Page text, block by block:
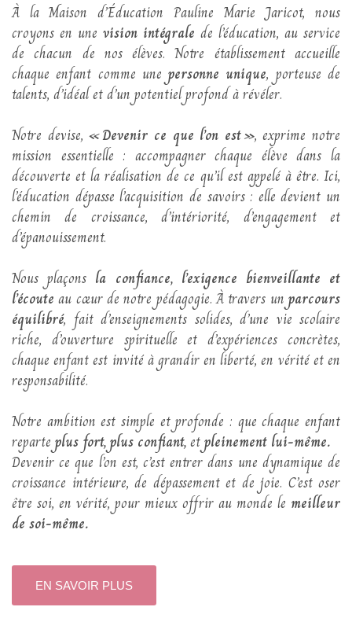
À la Maison d’Éducation Pauline Marie Jaricot, nous
croyons en une vision intégrale de l’éducation, au service
de chacun de nos élèves. Notre établissement accueille
chaque enfant comme unepersonne unique, porteuse de
talents, d’idéal et d’un potentiel profond à révéler.
Notre devise,« Devenir ce que l’on est », exprime notre
mission essentielle : accompagner chaque élève dans la
découverte et la réalisation de ce qu’il est appelé à être. Ici,
l’éducation dépasse l’acquisition de savoirs : elle devient un
chemin de croissance, d’intériorité, d’engagement et
d’épanouissement.
Nous plaçons la confiance, l’exigence bienveillante et
l’écoute au cœur de notre pédagogie. À travers un parcours
équilibré, fait d’enseignements solides, d’une vie scolaire
riche, d’ouverture spirituelle et d’expériences concrètes,
chaque enfant est invité à grandir en liberté, en vérité et en
responsabilité.
Notre ambition est simple et profonde : que chaque enfant
reparte plus fort, plus confiant,etpleinement lui-même.
Devenir ce que l’on est, c’est entrer dans une dynamique de
croissance intérieure, de dépassement et de joie. C’est oser
être soi, en vérité, pour mieux offrir au monde le meilleur
de soi-même.
EN SAVOIR PLUS